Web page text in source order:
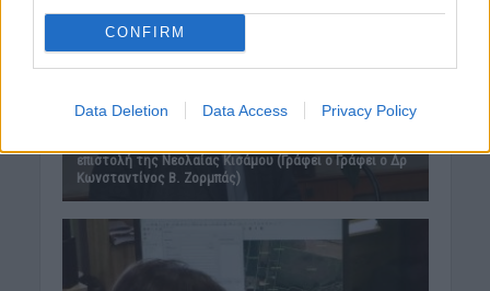
CONFIRM
Data Deletion Data Access Privacy Policy